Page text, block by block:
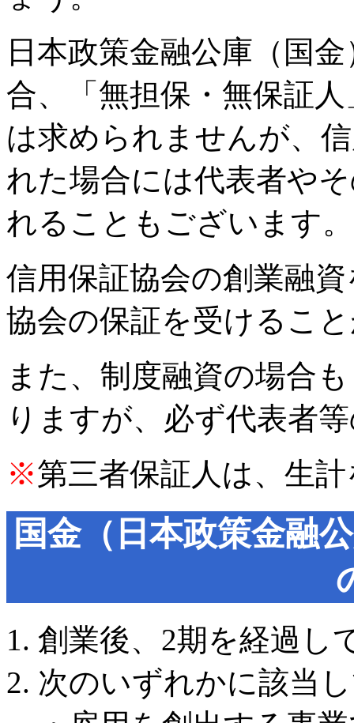
日本政策金融公庫（国
合、「無担保・無保証
は求められませんが、
れた場合には代表者や
れることもございます。
信用保証協会の創業融
協会の保証を受けるこ
また、制度融資の場合
りますが、必ず代表者
※第三者保証人は、生
国金（日本政策金融
創業後、2期を経過し
次のいずれかに該当